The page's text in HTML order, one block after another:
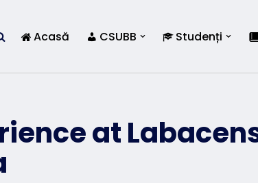
Acasă CSUBB Studenți
at